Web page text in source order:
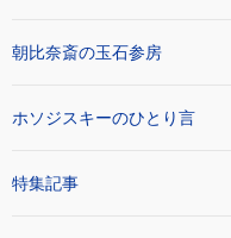
朝比奈斎の玉石参房
ホソジスキーのひとり言
特集記事